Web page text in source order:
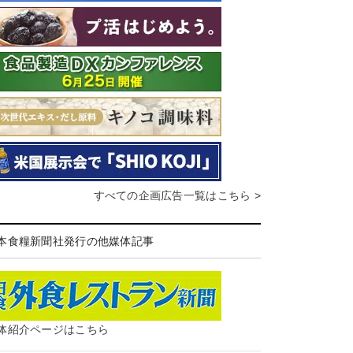
すべての企画広告一覧はこちら >
食糧新聞社発行の他媒体記事
紹介ページはこちら